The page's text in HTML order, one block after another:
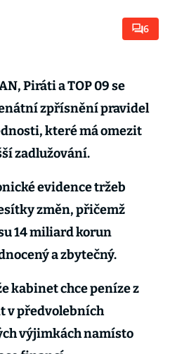
6
Piráti a TOP 09 se
zpřísnění pravidel
které má omezit
zadlužování.
evidence tržeb
změn, přičemž
14 miliard korun
a zbytečný.
kabinet chce peníze z
v předvolebních
výjimkách namísto